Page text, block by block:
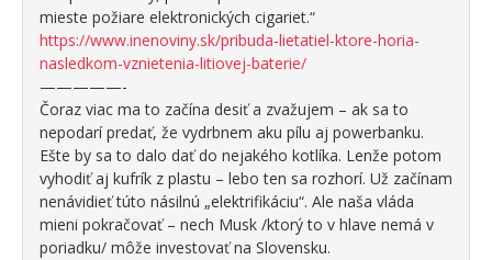
mieste požiare elektronických cigariet.“
https://www.inenoviny.sk/pribuda-lietatiel-ktore-horia-
nasledkom-vznietenia-litiovej-baterie/
—————-
Čoraz viac ma to začína desiť a zvažujem – ak sa to
nepodarí predať, že vydrbnem aku pílu aj powerbanku.
Ešte by sa to dalo dať do nejakého kotlíka. Lenže potom
vyhodiť aj kufrík z plastu – lebo ten sa rozhorí. Už začínam
nenávidieť túto násilnú „elektrifikáciu“. Ale naša vláda
mieni pokračovať – nech Musk /ktorý to v hlave nemá v
poriadku/ môže investovať na Slovensku.